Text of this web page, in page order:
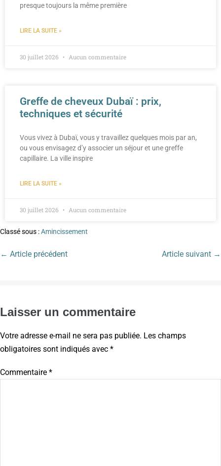
presque toujours la même première
LIRE LA SUITE »
30 juillet 2026 Aucun commentaire
Greffe de cheveux Dubaï : prix,
techniques et sécurité
Vous vivez à Dubaï, vous y travaillez quelques mois par an,
ou vous envisagez d’y associer un séjour et une greffe
capillaire. La ville inspire
LIRE LA SUITE »
30 juillet 2026 Aucun commentaire
Classé sous :Amincissement
← Article précédent Article suivant →
Laisser un commentaire
Votre adresse e-mail ne sera pas publiée. Les champs
obligatoires sont indiqués avec *
Commentaire *